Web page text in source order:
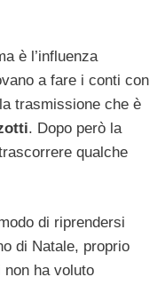
è l’influenza
a fare i conti con
trasmissione che è
. Dopo però la
qualche
di riprendersi
di Natale, proprio
ha voluto